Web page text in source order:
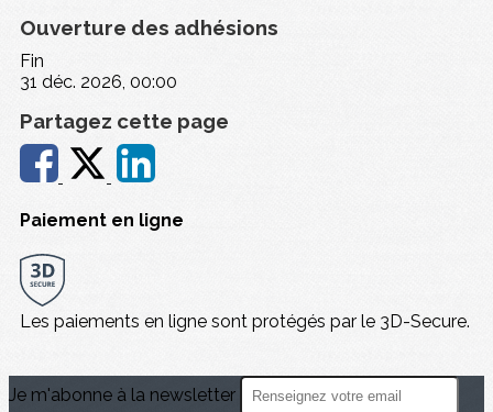
Ouverture des adhésions
Fin
31 déc. 2026, 00:00
Partagez cette page
Paiement en ligne
Les paiements en ligne sont protégés par le 3D-Secure.
Je m'abonne à la newsletter